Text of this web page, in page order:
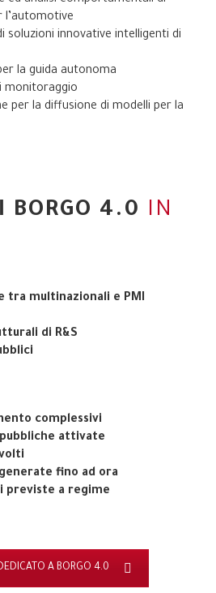
l’automotive
soluzioni innovative intelligenti di
la guida autonoma
monitoraggio
per la diffusione di modelli per la
BORGO 4.0 IN
tra multinazionali e PMI
di R&S
complessivi
attivate
fino ad ora
previste a regime
A BORGO 4.0